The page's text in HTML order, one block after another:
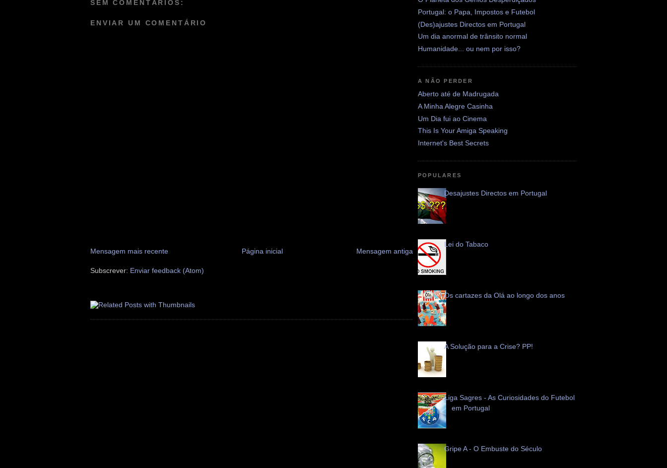
SEM COMENTÁRIOS:
ENVIAR UM COMENTÁRIO
Mensagem mais recente Mensagem antiga
Página inicial
Subscrever: Enviar feedback (Atom)
Portugal: o Papa, Impostos e Futebol
(Des)ajustes Directos em Portugal
Um dia anormal de trânsito normal
Humanidade... ou nem por isso?
A NÃO PERDER
Aberto até de Madrugada
A Minha Alegre Casinha
Um Dia fui ao Cinema
This Is Your Amiga Speaking
Internet's Best Secrets
POPULARES
Desajustes Directos em Portugal
Lei do Tabaco
Os cartazes da Olá ao longo dos anos
A Solução para a Crise? PP!
Liga Sagres - As Curiosidades do Futebol
em Portugal
Gripe A - O Embuste do Século